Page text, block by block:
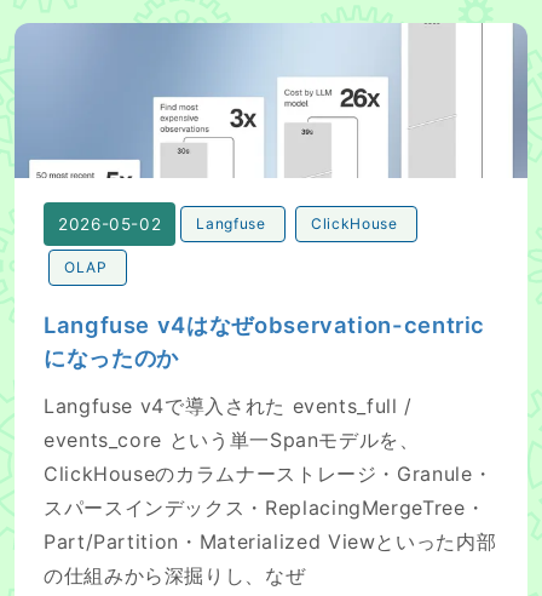
Langfuse v4はなぜobservation-centricになったのか
2026-05-02 Langfuse ClickHouse
OLAP
Langfuse v4はなぜobservation-centric
になったのか
Langfuse v4で導入された events_full /
events_core という単一Spanモデルを、
ClickHouseのカラムナーストレージ・Granule・
スパースインデックス・ReplacingMergeTree・
Part/Partition・Materialized Viewといった内部
の仕組みから深掘りし、なぜ